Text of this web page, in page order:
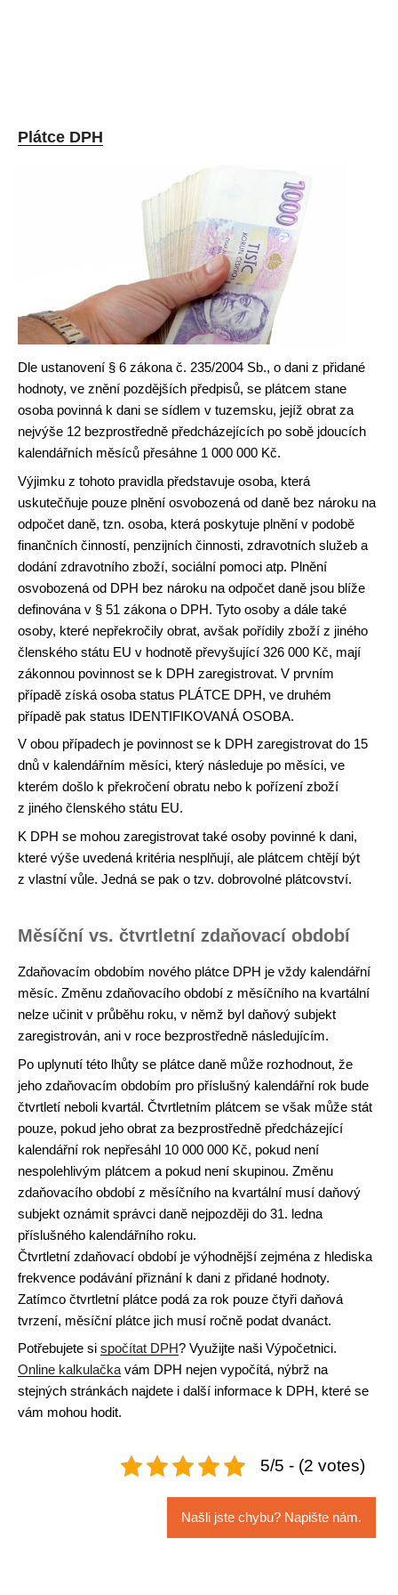
Plátce DPH
Dle ustanovení § 6 zákona č. 235/2004 Sb., o dani z přidané
hodnoty, ve znění pozdějších předpisů, se plátcem stane
osoba povinná k dani se sídlem v tuzemsku, jejíž obrat za
nejvýše 12 bezprostředně předcházejících po sobě jdoucích
kalendářních měsíců přesáhne 1 000 000 Kč.
Výjimku z tohoto pravidla představuje osoba, která
uskutečňuje pouze plnění osvobozená od daně bez nároku na
odpočet daně, tzn. osoba, která poskytuje plnění v podobě
finančních činností, penzijních činnosti, zdravotních služeb a
dodání zdravotního zboží, sociální pomoci atp. Plnění
osvobozená od DPH bez nároku na odpočet daně jsou blíže
definována v § 51 zákona o DPH. Tyto osoby a dále také
osoby, které nepřekročily obrat, avšak pořídily zboží z jiného
členského státu EU v hodnotě převyšující 326 000 Kč, mají
zákonnou povinnost se k DPH zaregistrovat. V prvním
případě získá osoba status PLÁTCE DPH, ve druhém
případě pak status IDENTIFIKOVANÁ OSOBA.
V obou případech je povinnost se k DPH zaregistrovat do 15
dnů v kalendářním měsíci, který následuje po měsíci, ve
kterém došlo k překročení obratu nebo k pořízení zboží
z jiného členského státu EU.
K DPH se mohou zaregistrovat také osoby povinné k dani,
které výše uvedená kritéria nesplňují, ale plátcem chtějí být
z vlastní vůle. Jedná se pak o tzv. dobrovolné plátcovství.
Měsíční vs. čtvrtletní zdaňovací období
Zdaňovacím obdobím nového plátce DPH je vždy kalendářní
měsíc. Změnu zdaňovacího období z měsíčního na kvartální
nelze učinit v průběhu roku, v němž byl daňový subjekt
zaregistrován, ani v roce bezprostředně následujícím.
Po uplynutí této lhůty se plátce daně může rozhodnout, že
jeho zdaňovacím obdobím pro příslušný kalendářní rok bude
čtvrtletí neboli kvartál. Čtvrtletním plátcem se však může stát
pouze, pokud jeho obrat za bezprostředně předcházející
kalendářní rok nepřesáhl 10 000 000 Kč, pokud není
nespolehlivým plátcem a pokud není skupinou. Změnu
zdaňovacího období z měsíčního na kvartální musí daňový
subjekt oznámit správci daně nejpozději do 31. ledna
příslušného kalendářního roku.
Čtvrtletní zdaňovací období je výhodnější zejména z hlediska
frekvence podávání přiznání k dani z přidané hodnoty.
Zatímco čtvrtletní plátce podá za rok pouze čtyři daňová
tvrzení, měsíční plátce jich musí ročně podat dvanáct.
Potřebujete si spočítat DPH? Využijte naši Výpočetnici.
Online kalkulačka vám DPH nejen vypočítá, nýbrž na
stejných stránkách najdete i další informace k DPH, které se
vám mohou hodit.
5/5 - (2 votes)
Našli jste chybu? Napište nám.